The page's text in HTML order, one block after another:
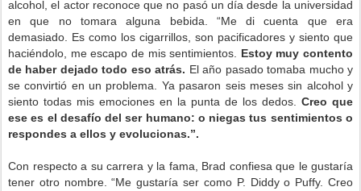
alcohol, el actor reconoce que no pasó un día desde la universidad
en que no tomara alguna bebida. “Me di cuenta que era
demasiado. Es como los cigarrillos, son pacificadores y siento que
haciéndolo, me escapo de mis sentimientos. Estoy muy contento
de haber dejado todo eso atrás. El año pasado tomaba mucho y
se convirtió en un problema. Ya pasaron seis meses sin alcohol y
siento todas mis emociones en la punta de los dedos. Creo que
ese es el desafío del ser humano: o niegas tus sentimientos o
respondes a ellos y evolucionas.”.
Con respecto a su carrera y la fama, Brad confiesa que le gustaría
tener otro nombre. “Me gustaría ser como P. Diddy o Puffy. Creo